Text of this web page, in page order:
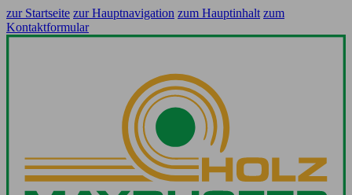
zur Startseite zur Hauptnavigation zum Hauptinhalt zum
Kontaktformular